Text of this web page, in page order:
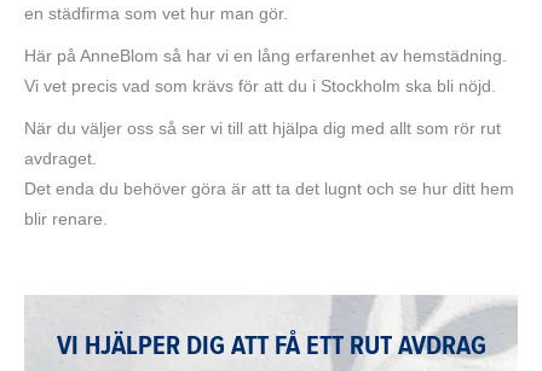
en städfirma som vet hur man gör.
Här på AnneBlom så har vi en lång erfarenhet av hemstädning.
Vi vet precis vad som krävs för att du i Stockholm ska bli nöjd.
När du väljer oss så ser vi till att hjälpa dig med allt som rör rut
avdraget.
Det enda du behöver göra är att ta det lugnt och se hur ditt hem
blir renare.
VI HJÄLPER DIG ATT FÅ ETT RUT AVDRAG